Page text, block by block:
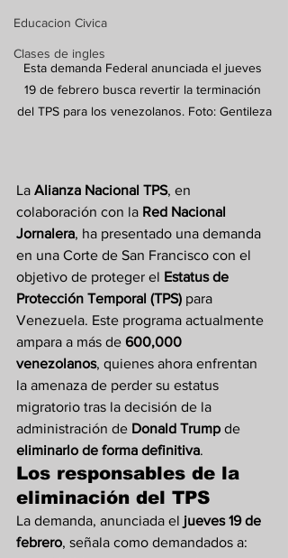
Educacion Civica
Clases de ingles
Esta demanda Federal anunciada el jueves
19 de febrero busca revertir la terminación
del TPS para los venezolanos. Foto: Gentileza
La Alianza Nacional TPS, en
colaboración con la Red Nacional
Jornalera, ha presentado una demanda
en una Corte de San Francisco con el
objetivo de proteger el Estatus de
Protección Temporal (TPS) para
Venezuela. Este programa actualmente
ampara a más de 600,000
venezolanos, quienes ahora enfrentan
la amenaza de perder su estatus
migratorio tras la decisión de la
administración de Donald Trump de
eliminarlo de forma definitiva.
Los responsables de la
eliminación del TPS
La demanda, anunciada el jueves 19 de
febrero, señala como demandados a: